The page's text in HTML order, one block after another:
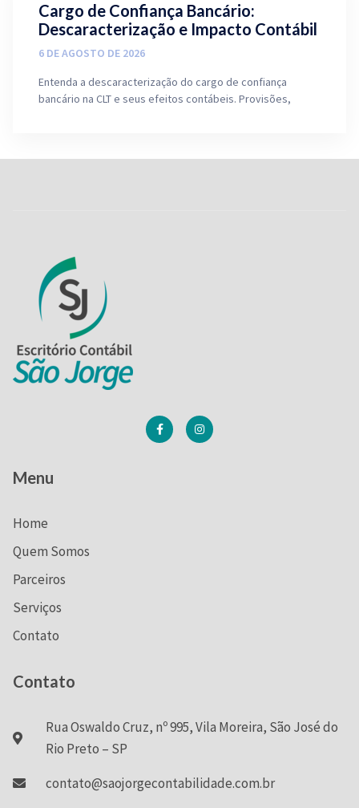
Cargo de Confiança Bancário:
Descaracterização e Impacto Contábil
6 DE AGOSTO DE 2026
Entenda a descaracterização do cargo de confiança
bancário na CLT e seus efeitos contábeis. Provisões,
Menu
Home
Quem Somos
Parceiros
Serviços
Contato
Contato
Rua Oswaldo Cruz, nº 995, Vila Moreira, São José do
Rio Preto – SP
contato@saojorgecontabilidade.com.br